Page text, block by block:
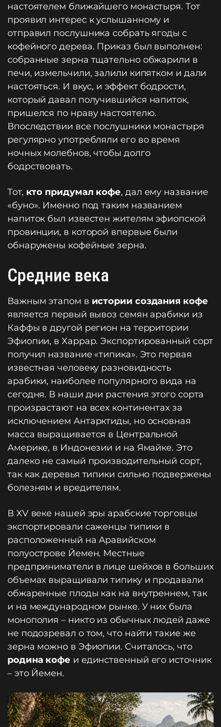
настоятелем ближайшего монастыря. Тот
проявил интерес к услышанному и
отправил послушника собрать ягоды с
кофейного дерева. Приказ был выполнен:
собранные зерна тщательно обжарили в
печи, измельчили, залили кипятком и дали
настояться. И вкус, и эффект бодрости,
который давал получившийся напиток,
пришелся по нраву настоятелю.
Впоследствии все послушники монастыря
регулярно употребляли его во время
ночных молебнов, чтобы долго
бодрствовать.
Тот, кто придумал кофе, дал ему название
«буно». Именно под таким названием
напиток был известен жителям эфиопской
провинции, в которой впервые были
обнаружены кофейные зерна.
Средние века
Важным этапом в истории создания кофе
является первый вывоз семян арабики из
Каффы в другой регион на территории
Эфиопии, в Харрар. Экспортированный сорт
получил название «типика». Это первая
известная человеку разновидность
арабики, наиболее популярного вида на
сегодня. В наши дни растения этого сорта
произрастают на всех континентах за
исключением Антарктиды, но основная
масса выращивается в Центральной
Америке, в Индонезии и на Ямайке. Это
далеко не самый производительный сорт,
так как деревья типики сильно подвержены
болезням и вредителям.
В XV веке нашей эры арабские торговцы
экспортировали саженцы типики в
расположенный на Аравийском
полуострове Йемен. Местные
предприниматели в лице шейхов в больших
объемах выращивали типику и продавали
обжаренные плоды как на внутреннем, так
и на международном рынке. У них была
монополия – никто из обычных людей даже
не подозревал о том, что найти такие же
зерна можно в Эфиопии. Считалось, что
родина кофе и единственный его источник
– это Йемен.